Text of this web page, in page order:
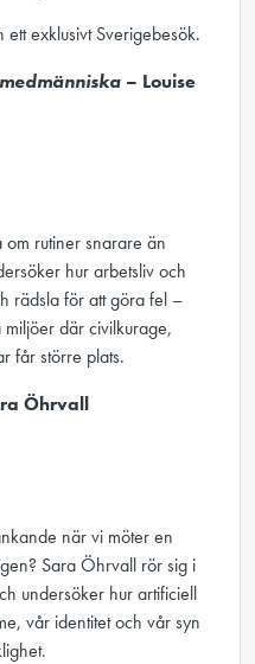
exklusivt Sverigebesök.
– Louise
rutiner snarare än
hur arbetsliv och
rädsla för att göra fel –
där civilkurage,
får större plats.
Öhrvall
när vi möter en
Sara Öhrvall rör sig i
undersöker hur artificiell
vår identitet och vår syn